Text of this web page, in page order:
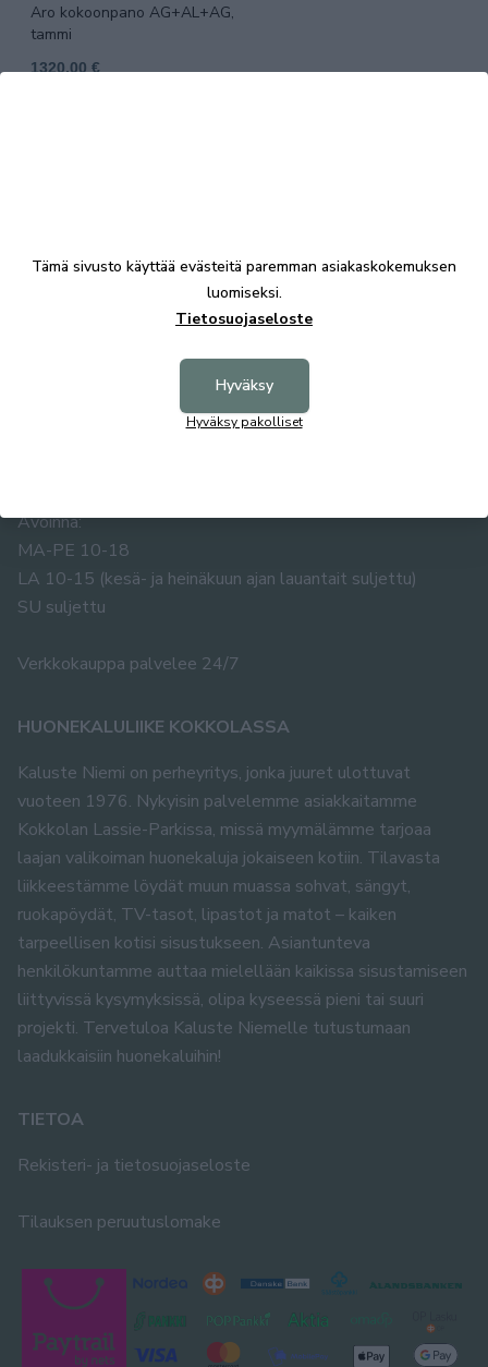
Aro kokoonpano AG+AL+AG,
tammi
1320,00 €
KALUSTE ÅKE NIEMI OY
Avoinna:
MA-PE 10-18
LA 10-15 (kesä- ja heinäkuun ajan lauantait suljettu)
SU suljettu
Verkkokauppa palvelee 24/7
HUONEKALULIIKE KOKKOLASSA
Kaluste Niemi on perheyritys, jonka juuret ulottuvat
vuoteen 1976. Nykyisin palvelemme asiakkaitamme
Kokkolan Lassie-Parkissa, missä myymälämme tarjoaa
laajan valikoiman huonekaluja jokaiseen kotiin. Tilavasta
liikkeestämme löydät muun muassa sohvat, sängyt,
ruokapöydät, TV-tasot, lipastot ja matot – kaiken
tarpeellisen kotisi sisustukseen. Asiantunteva
henkilökuntamme auttaa mielellään kaikissa sisustamiseen
liittyvissä kysymyksissä, olipa kyseessä pieni tai suuri
projekti. Tervetuloa Kaluste Niemelle tutustumaan
laadukkaisiin huonekaluihin!
TIETOA
Rekisteri- ja tietosuojaseloste
Tilauksen peruutuslomake
Tämä sivusto käyttää evästeitä paremman asiakaskokemuksen
luomiseksi.
Tietosuojaseloste
Hyväksy
Hyväksy pakolliset